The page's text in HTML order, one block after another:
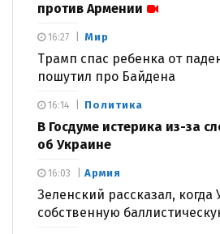
против Армении
Мир
Трамп спас ребенка от
пошутил про Байдена
16:27
Политика
В Госдуме истерика из-за
об Украине
16:14
Армия
Зеленский рассказал,
собственную
16:03